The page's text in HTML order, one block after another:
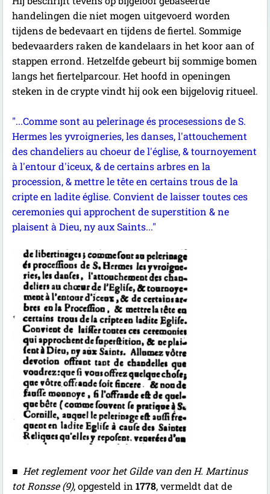
handelingen die niet mogen uitgevoerd worden
tijdens de bedevaart en tijdens de fiertel. Sommige
bedevaarders raken de kandelaars in het koor aan of
stappen errond. Hetzelfde gebeurt bij sommige bomen
langs het fiertelparcour. Het hoofd in openingen
steken in de crypte vindt hij ook een bijgelovig ritueel.
"...Comme sont au pelerinage és procesessions de S.
Hermes les yvroigneries, les danses, l'attouchement
des chandeliers au choeur de l'église, & tournoyement
à l'entour d'iceux, & de certains arbres en la
procession, & mettre le tête en certains trous de la
cripte en ladite église. Convient de laisser toutes ces
ceremonies qui approchent de superstition & ne
plaisent à Dieu, ny aux Saints..."
■ Het reglement voor het Gilde van den H. Martinus
tot Ronsse (9), opgesteld in 1778, vermeldt dat de